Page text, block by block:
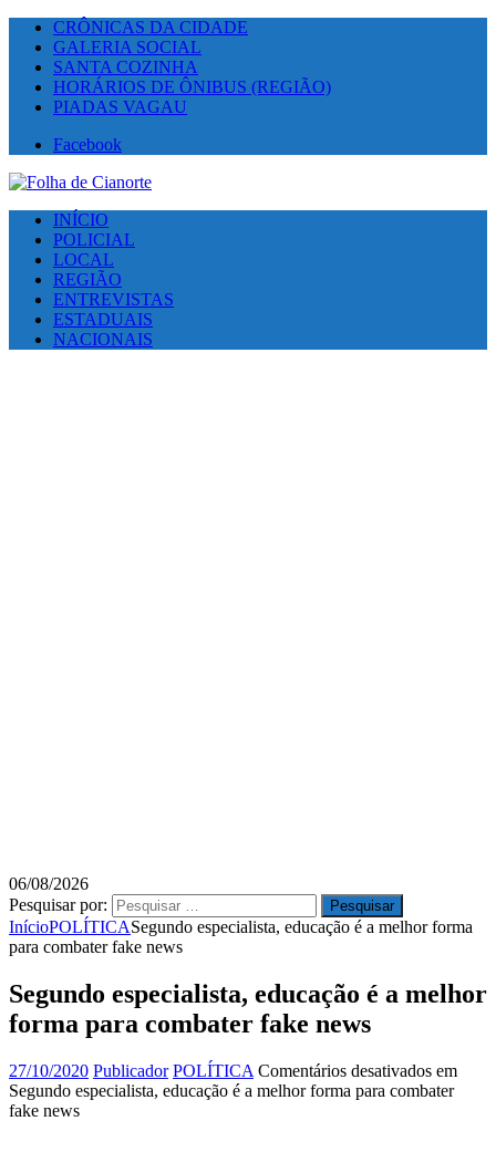
CRÔNICAS DA CIDADE
GALERIA SOCIAL
SANTA COZINHA
HORÁRIOS DE ÔNIBUS (REGIÃO)
PIADAS VAGAU
Facebook
INÍCIO
POLICIAL
LOCAL
REGIÃO
ENTREVISTAS
ESTADUAIS
NACIONAIS
06/08/2026
Pesquisar por:
InícioPOLÍTICASegundo especialista, educação é a melhor forma
para combater fake news
Segundo especialista, educação é a melhor
forma para combater fake news
27/10/2020 Publicador POLÍTICA Comentários desativados em
Segundo especialista, educação é a melhor forma para combater
fake news